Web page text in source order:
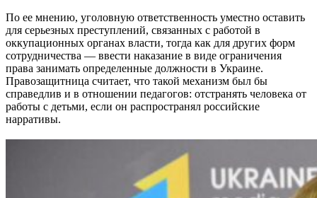
По ее мнению, уголовную ответственность уместно оставить
для серьезных преступлений, связанных с работой в
оккупационных органах власти, тогда как для других форм
сотрудничества — ввести наказание в виде ограничения
права занимать определенные должности в Украине.
Правозащитница считает, что такой механизм был бы
справедлив и в отношении педагогов: отстранять человека от
работы с детьми, если он распространял российские
нарративы.